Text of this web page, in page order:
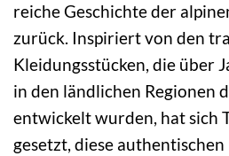
reiche Geschichte der
zurück. Inspiriert von den
Kleidungsstücken, die über
in den ländlichen Regionen
entwickelt wurden, hat sich
gesetzt, diese